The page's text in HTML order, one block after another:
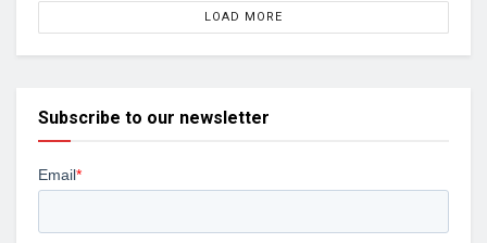
LOAD MORE
Subscribe to our newsletter